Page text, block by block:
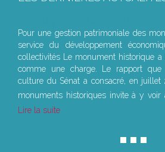
Pour une gestion patrimoniale des
service du développement
collectivités Le monument historique
comme une charge. Le rapport
culture du Sénat a consacré, en
monuments historiques invite à y voir
Lire la suite